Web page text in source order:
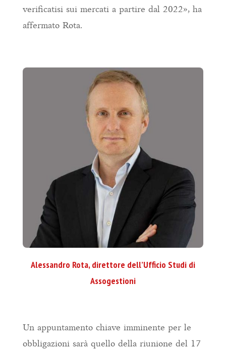
verificatisi sui mercati a partire dal 2022», ha
affermato Rota.
Alessandro Rota, direttore dell’Ufficio Studi di
Assogestioni
Un appuntamento chiave imminente per le
obbligazioni sarà quello della riunione del 17